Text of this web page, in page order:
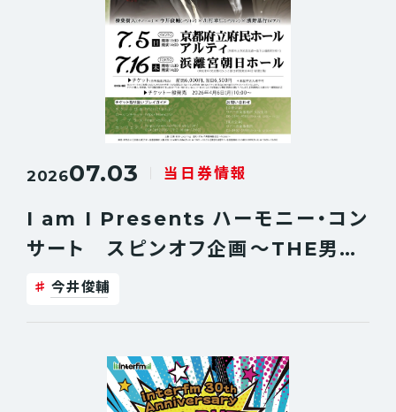
202607.03 当日券情報
I am I Presents ハーモニー・コン
サート スピンオフ企画〜THE男祭
り!2026〜【京都公演】当日券販売決
今井俊輔